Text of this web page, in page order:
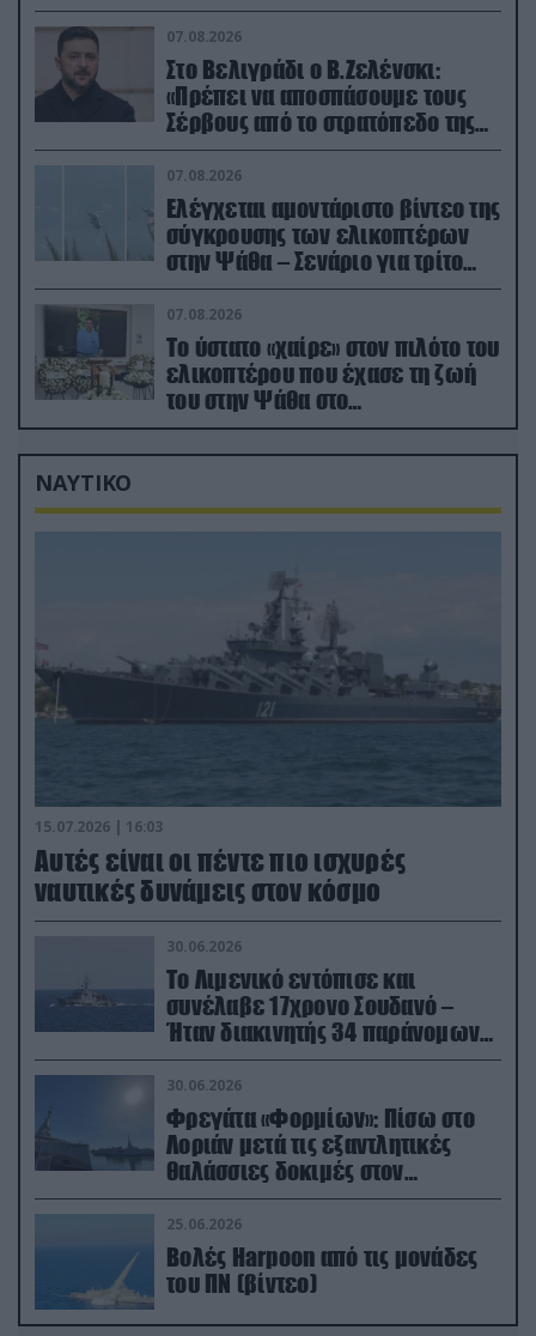
07.08.2026
Στο Βελιγράδι ο Β.Ζελένσκι:
«Πρέπει να αποσπάσουμε τους
Σέρβους από το στρατόπεδο της
Ρωσίας»
07.08.2026
Ελέγχεται αμοντάριστο βίντεο της
σύγκρουσης των ελικοπτέρων
στην Ψάθα – Σενάριο για τρίτο
ελικόπτερο
07.08.2026
Το ύστατο «χαίρε» στον πιλότο του
ελικοπτέρου που έχασε τη ζωή
του στην Ψάθα στο
αποτεφρωτήριο Ριτσώνας
ΝΑΥΤΙΚΟ
15.07.2026 | 16:03
Aυτές είναι οι πέντε πιο ισχυρές
ναυτικές δυνάμεις στον κόσμο
30.06.2026
Το Λιμενικό εντόπισε και
συνέλαβε 17χρονο Σουδανό –
Ήταν διακινητής 34 παράνομων
μεταναστών
30.06.2026
Φρεγάτα «Φορμίων»: Πίσω στο
Λοριάν μετά τις εξαντλητικές
θαλάσσιες δοκιμές στον
απαιτητικό Βισκαϊκό
25.06.2026
Βολές Harpoon από τις μονάδες
του ΠΝ (βίντεο)